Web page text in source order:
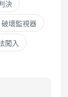
決
破壞監視器
闖入